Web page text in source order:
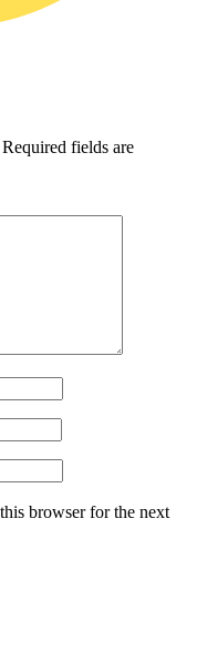
Required fields are
browser for the next